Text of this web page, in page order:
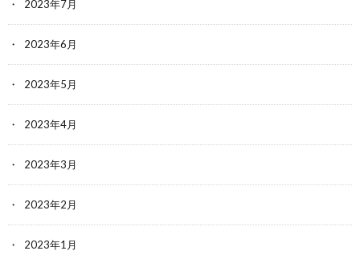
2023年7月
2023年6月
2023年5月
2023年4月
2023年3月
2023年2月
2023年1月